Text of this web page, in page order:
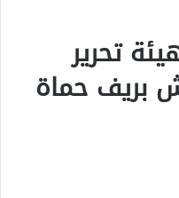
تحرير
بريف حماة